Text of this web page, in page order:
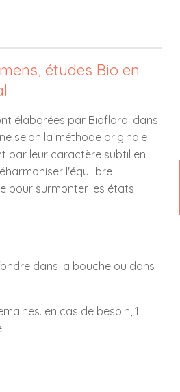
études Bio en
élaborées par Biofloral dans
selon la méthode originale
par leur caractère subtil en
l'équilibre
pour surmonter les états
dans la bouche ou dans
en cas de besoin, 1